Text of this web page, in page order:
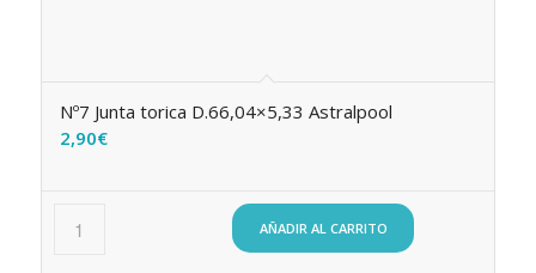
Nº7 Junta torica D.66,04×5,33 Astralpool
2,90€
AÑADIR AL CARRITO